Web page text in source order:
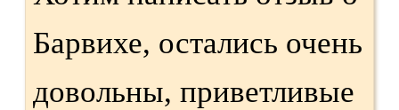
Барвихе, остались очень
довольны, приветливые